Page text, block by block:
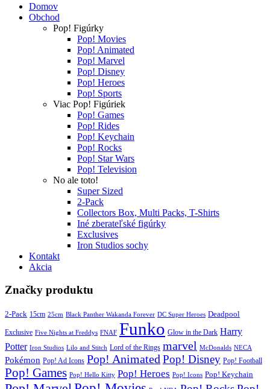
Domov
Obchod
Pop! Figúrky
Pop! Movies
Pop! Animated
Pop! Marvel
Pop! Disney
Pop! Heroes
Pop! Sports
Viac Pop! Figúriek
Pop! Games
Pop! Rides
Pop! Keychain
Pop! Rocks
Pop! Star Wars
Pop! Television
No ale toto!
Super Sized
2-Pack
Collectors Box, Multi Packs, T-Shirts
Iné zberateľské figúrky
Exclusives
Iron Studios sochy
Kontakt
Akcia
Značky produktu
2-Pack 15cm 25cm Black Panther Wakanda Forever DC Super Heroes Deadpool
Exclusive Five Nights at Freddys FNAF Funko Glow in the Dark Harry
Potter Iron Studios Lilo and Stitch Lord of the Rings marvel McDonalds NECA
Pokémon Pop! Ad Icons Pop! Animated Pop! Disney Pop! Football
Pop! Games Pop! Hello Kitty Pop! Heroes Pop! Icons Pop! Keychain